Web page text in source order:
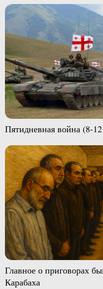
Пятидневная война (8-12
Главное о приговорах
Карабаха